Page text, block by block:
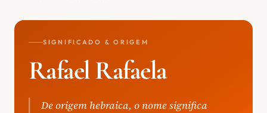
SIGNIFICADO & ORIGEM
Rafael Rafaela
De origem hebraica, o nome significa